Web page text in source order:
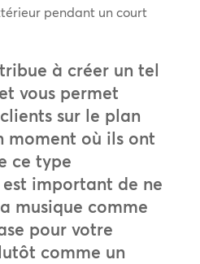
pendant un court
à créer un tel
vous permet
sur le plan
moment où ils ont
ce type
important de ne
musique comme
pour votre
comme un